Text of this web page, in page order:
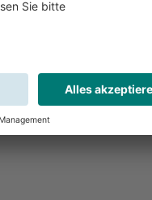
Sie haben
Buchung?